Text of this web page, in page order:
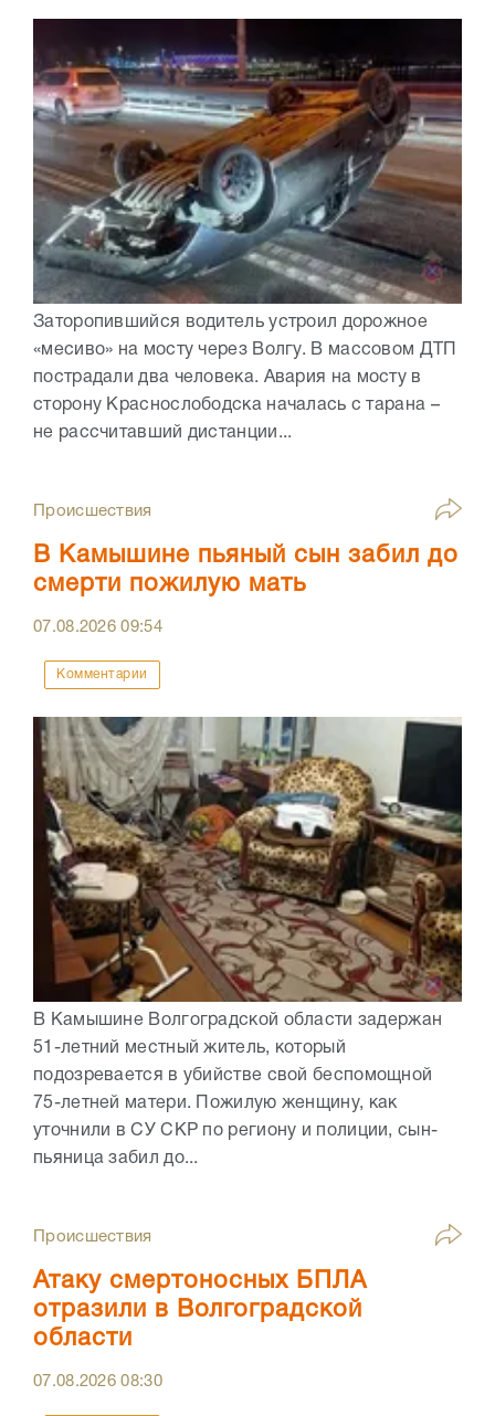
Заторопившийся водитель устроил дорожное
«месиво» на мосту через Волгу. В массовом ДТП
пострадали два человека. Авария на мосту в
сторону Краснослободска началась с тарана –
не рассчитавший дистанции...
Происшествия
В Камышине пьяный сын забил до
смерти пожилую мать
07.08.202609:54
Комментарии
В Камышине Волгоградской области задержан
51-летний местный житель, который
подозревается в убийстве свой беспомощной
75-летней матери. Пожилую женщину, как
уточнили в СУ СКР по региону и полиции, сын-
пьяница забил до...
Происшествия
Атаку смертоносных БПЛА
отразили в Волгоградской
области
07.08.202608:30